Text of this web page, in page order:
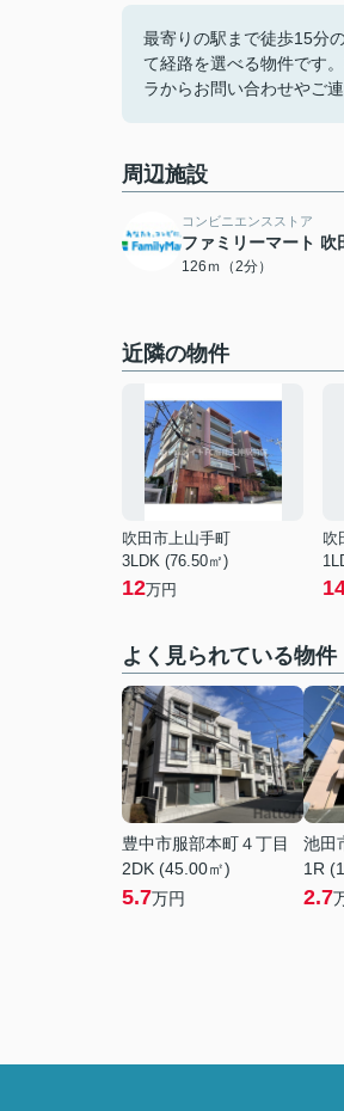
最寄りの駅まで徒歩15分
て経路を選べる物件です
ラからお問い合わせやご連
周辺施設
コンビニエンスストア
ファミリーマート 吹
126ｍ（2分）
近隣の物件
吹田市上山手町
3LDK (76.50㎡)
12万円
吹
よく見られている物件
豊中市服部本町４丁目
2DK (45.00㎡)
5.7万円
池田
1R
2.7